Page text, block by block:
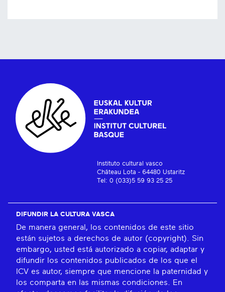
Instituto cultural vasco
Château Lota - 64480 Ustaritz
Tel: 0 (033)5 59 93 25 25
DIFUNDIR LA CULTURA VASCA
De manera general, los contenidos de este sitio
están sujetos a derechos de autor (copyright). Sin
embargo, usted está autorizado a copiar, adaptar y
difundir los contenidos publicados de los que el
ICV es autor, siempre que mencione la paternidad y
los comparta en las mismas condiciones. En